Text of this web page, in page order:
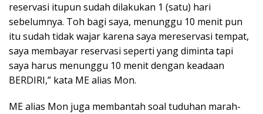
reservasi itupun sudah dilakukan 1 (satu) hari
sebelumnya. Toh bagi saya, menunggu 10 menit pun
itu sudah tidak wajar karena saya mereservasi tempat,
saya membayar reservasi seperti yang diminta tapi
saya harus menunggu 10 menit dengan keadaan
BERDIRI,” kata ME alias Mon.
ME alias Mon juga membantah soal tuduhan marah-